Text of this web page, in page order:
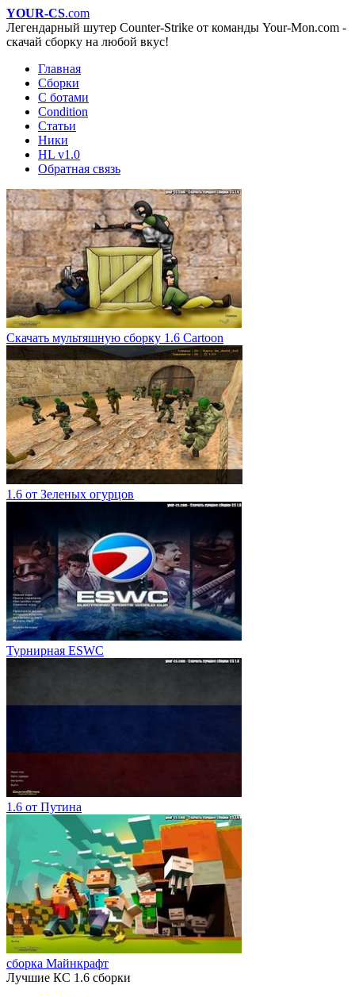
YOUR-CS.com
Легендарный шутер Counter-Strike от команды Your-Mon.com -
скачай сборку на любой вкус!
Главная
Сборки
С ботами
Condition
Статьи
Ники
HL v1.0
Обратная связь
Скачать мультяшную сборку 1.6 Cartoon
1.6 от Зеленых огурцов
Турнирная ESWC
1.6 от Путина
сборка Майнкрафт
Лучшие КС 1.6 сборки